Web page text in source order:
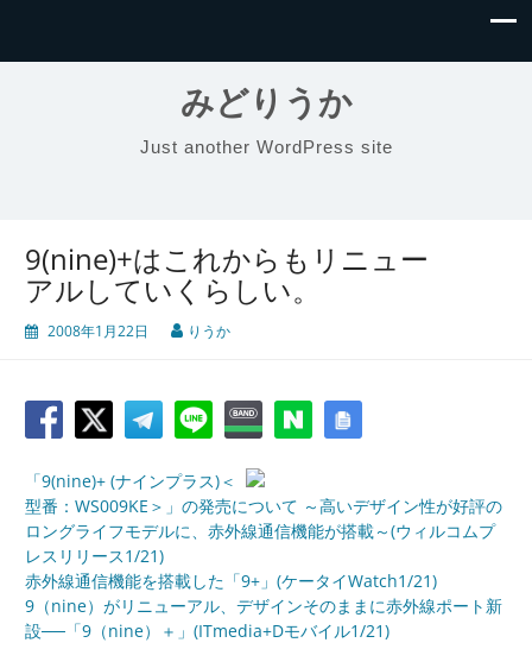
みどりうか
Just another WordPress site
9(nine)+はこれからもリニュー
アルしていくらしい。
2008年1月22日 りうか
「9(nine)+ (ナインプラス)＜
型番：WS009KE＞」の発売について ～高いデザイン性が好評の
ロングライフモデルに、赤外線通信機能が搭載～(ウィルコムプ
レスリリース1/21)
赤外線通信機能を搭載した「9+」(ケータイWatch1/21)
9（nine）がリニューアル、デザインそのままに赤外線ポート新
設──「9（nine）＋」(ITmedia+Dモバイル1/21)